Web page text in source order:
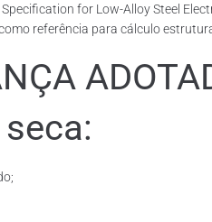
for Low-Alloy Steel
referência para cálculo